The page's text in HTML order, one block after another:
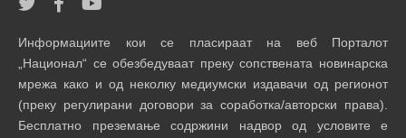
Информациите кои се пласираат на веб Порталот
„Национал“ се обезбедуваат преку сопствената новинарска
мрежа како и од неколку медиумски издавачи од регионот
(преку регулирани договори за соработка/авторски права).
Бесплатно преземање содржини надвор од условите е